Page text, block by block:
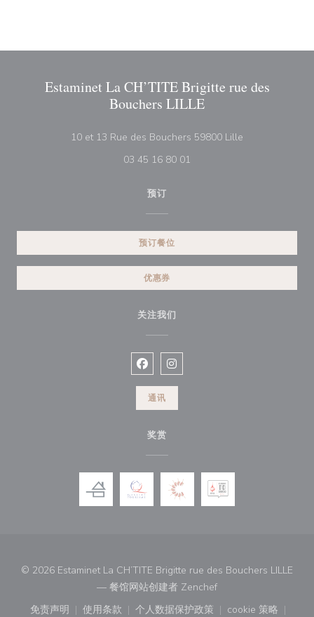
Estaminet La CH’TITE Brigitte rue des
Bouchers LILLE
10 et 13 Rue des Bouchers 59800 Lille
03 45 16 80 01
预订
预订餐位
优惠券
关注我们
Facebook ((在新窗口中打开))
Instagram ((在新窗口中打开))
通讯
奖赏
© 2026 Estaminet La CH’TITE Brigitte rue des Bouchers LILLE
— 餐馆网站创建者 Zenchef((在新窗口中打开))
免责声明
使用条款 个人数据保护政策 cookie 策略